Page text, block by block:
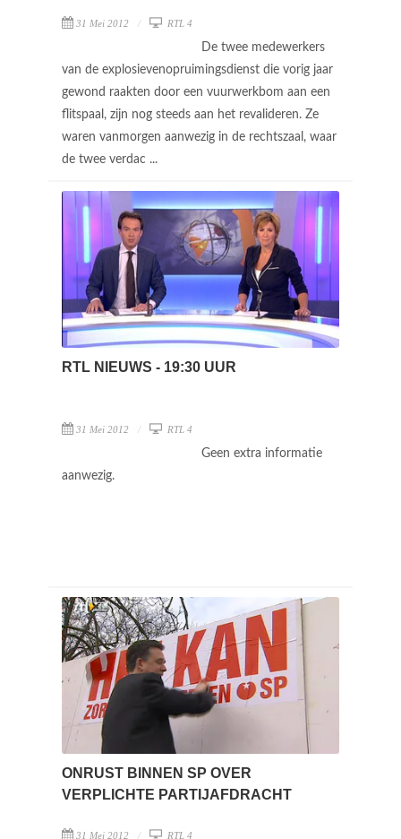
31 Mei 2012 RTL 4
De twee medewerkers
van de explosievenopruimingsdienst die vorig jaar
gewond raakten door een vuurwerkbom aan een
flitspaal, zijn nog steeds aan het revalideren. Ze
waren vanmorgen aanwezig in de rechtszaal, waar
de twee verdac ...
RTL NIEUWS - 19:30 UUR
31 Mei 2012 RTL 4
Geen extra informatie
aanwezig.
ONRUST BINNEN SP OVER
VERPLICHTE PARTIJAFDRACHT
31 Mei 2012 RTL 4